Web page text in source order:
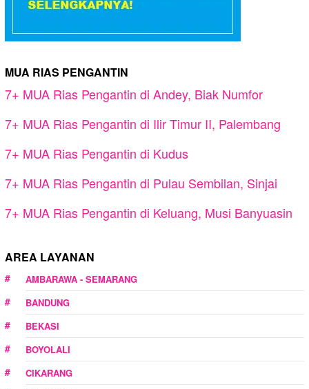
MUA RIAS PENGANTIN
7+ MUA Rias Pengantin di Andey, Biak Numfor
7+ MUA Rias Pengantin di Ilir Timur II, Palembang
7+ MUA Rias Pengantin di Kudus
7+ MUA Rias Pengantin di Pulau Sembilan, Sinjai
7+ MUA Rias Pengantin di Keluang, Musi Banyuasin
AREA LAYANAN
AMBARAWA - SEMARANG
BANDUNG
BEKASI
BOYOLALI
CIKARANG